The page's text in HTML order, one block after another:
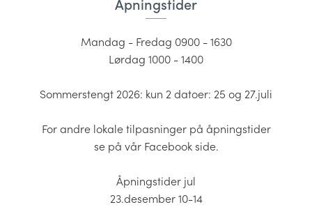
Mandag - Fredag 0900 - 1630
Lørdag 1000 - 1400
Sommerstengt 2026: kun 2 datoer: 25 og 27.juli
For andre lokale tilpasninger på åpningstider
se på vår Facebook side.
Åpningstider jul
23.desember 10-14